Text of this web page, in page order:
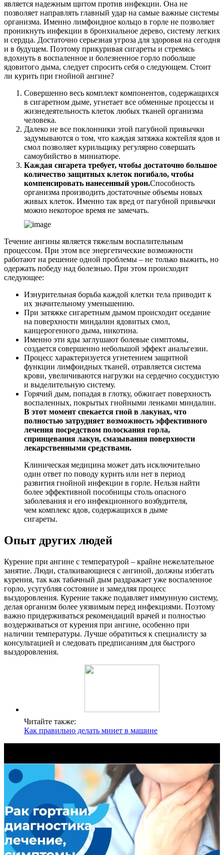
является надежным щитом против инфекции. Она не
позволяет направлять главный удар на самые важные системы
организма. Именно лимфоидное кольцо в горле не позволяет
проникнуть инфекции в бронхиальное дерево, систему легких
и сердца. Достаточно серьезная угроза для здоровья на сегодня
и в будущем. Поэтому прикуривая сигареты и стремясь
вдохнуть в воспаленное и болезненное горло побольше
ядовитого дыма, следует спросить себя о следующем. Стоит
ли курить при гнойной ангине?
Совершенно весь комплект компонентов, содержащихся
в сигаретном дыме, угнетает все обменные процессы и
жизнедеятельность клеток любых тканей организма
человека.
Далеко не все поклонники этой пагубной привычки
задумываются о том, что каждая затяжка коктейля ядов и
смол позволяет курильщику регулярно совершать
самоубийство в миниатюре.
Каждая сигарета требует, чтобы достаточно большое
количество защитных клеток погибало, чтобы
компенсировать нанесенный урон.Способность
организма производить достаточные объемы новых
живых клеток. Именно так вред от пагубной привычки
можно некоторое время не замечать.
Течение ангины является тяжелым воспалительным
процессом. При этом все энергетические возможности
работают на решение одной проблемы – не только выжить, но
одержать победу над болезнью. При этом происходит
следующее:
Изнурительная борьба каждой клетки тела приводит к
их значительному уменьшению.
При затяжке сигаретным дымом происходит оседание
на поверхности миндалин ядовитых смол,
канцерогенного дыма, никотина.
Именно эти яды заглушают болевые симптомы,
создается совершенно небольшой эффект анальгезии.
Процесс характеризуется угнетением защитной
функции лимфоидных тканей, отравляется система
крови, увеличиваются нагрузки на сердечно сосудистую
и выделительную систему.
Горячий дым, попадая в глотку, обжигает поверхность
воспаленных, покрытых гнойными ленками миндалин.
В этот момент спекается гной в лакунах, что
полностью затрудняет возможность эффективного
лечения посредством полоскания горла,
спринцевания лакун, смазывания поверхности
лекарственными средствами.
Клиническая медицина может дать исключительно
один ответ по поводу курить или нет в период
развития гнойной инфекции в горле. Нельзя найти
более эффективной пособницы столь опасного
заболевания и его инфекционного возбудителя,
чем комплекс ядов, содержащихся в дыме
сигареты.
Опыт других людей
Курение при ангине с температурой – крайне нежелательное
занятие. Люди, сталкивающиеся с ангиной, должны избегать
курения, так как табачный дым раздражает уже воспаленное
горло, усугубляя состояние и замедляя процесс
выздоровления. Курение также подавляет иммунную систему,
делая организм более уязвимым перед инфекциями. Поэтому
важно придерживаться рекомендаций врачей и полностью
воздерживаться от курения при ангине, особенно при
наличии температуры. Лучше обратиться к специалисту за
консультацией и следовать предписаниям для быстрого
выздоровления.
Читайте также:
Как правильно делать минет в машине